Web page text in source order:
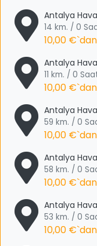
Antalya
14 km. / 0
10,00 €
Antalya
11 km. / 0
10,00 €
Antalya
59 km. / 0
10,00 €
Antalya
58 km. / 0
10,00 €
Antalya
53 km. / 0
10,00 €